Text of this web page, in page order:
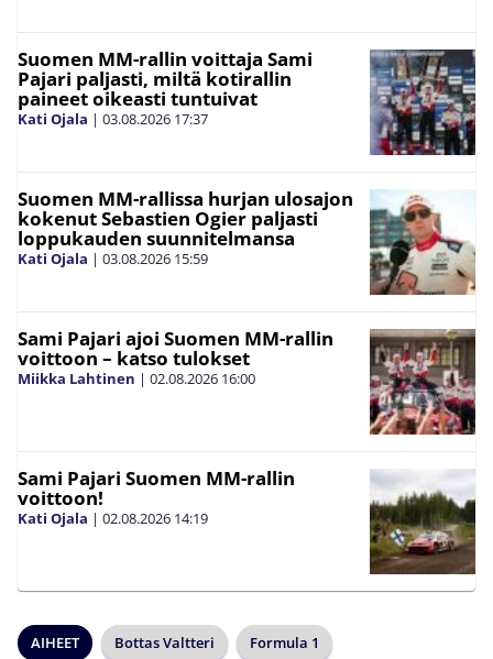
Suomen MM-rallin voittaja Sami
Pajari paljasti, miltä kotirallin
paineet oikeasti tuntuivat
Kati Ojala | 03.08.2026 17:37
Suomen MM-rallissa hurjan ulosajon
kokenut Sebastien Ogier paljasti
loppukauden suunnitelmansa
Kati Ojala | 03.08.2026 15:59
Sami Pajari ajoi Suomen MM-rallin
voittoon – katso tulokset
Miikka Lahtinen | 02.08.2026 16:00
Sami Pajari Suomen MM-rallin
voittoon!
Kati Ojala | 02.08.2026 14:19
AIHEET Bottas Valtteri Formula 1